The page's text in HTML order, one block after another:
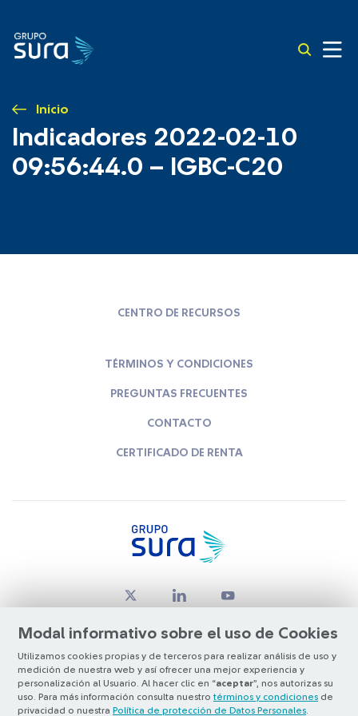
Inicio
Indicadores 2022-02-10
09:56:44.0 – IGBC-C20
Modal informativo sobre el uso de Cookies
Utilizamos cookies propias y de terceros para realizar análisis de uso y
medición de nuestra web y así ofrecer una mejor experiencia y
personalización al Usuario. Al hacer clic en “aceptar”, nos autorizas su
uso. Para más información consulta nuestro términos y condiciones de
privacidad o nuestra Política de protección de Datos Personales
CENTRO DE RECURSOS
TÉRMINOS Y CONDICIONES
PREGUNTAS FRECUENTES
CONTACTO
CERTIFICADO DE RENTA
© Copyright Grupo SURA 2026